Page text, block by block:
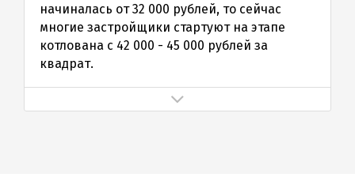
начиналась от 32 000 рублей, то сейчас
многие застройщики стартуют на этапе
котлована с 42 000 - 45 000 рублей за
квадрат.